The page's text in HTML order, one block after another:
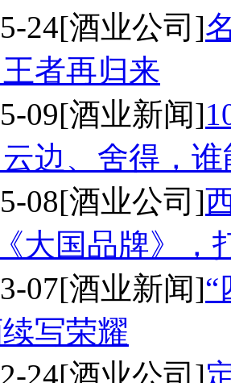
24[酒业公司]
者再归来
09[酒业新闻]
边、舍得，
08[酒业公司]
大国品牌》，
07[酒业新闻]“
写荣耀
24[酒业公司]